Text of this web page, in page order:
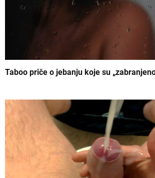
l
a
Taboo priče o jebanju koje su